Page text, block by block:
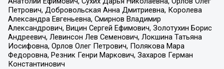
Петрович, Добровольская Анна Дмитриевна, Королева
Александра Евгеньевна, Смирнов Владимир
Александрович, Вицин Сергей Ефимович, Золотухин Борис
Андреевич, Левинсон Лев Семенович, Локшина Татьяна
Иосифовна, Орлов Олег Петрович, Полякова Мара
Федоровна, Резник Генри Маркович, Захаров Герман
Константинович